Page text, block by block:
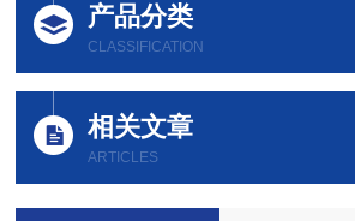
产品分类
CLASSIFICATION
相关文章
ARTICLES